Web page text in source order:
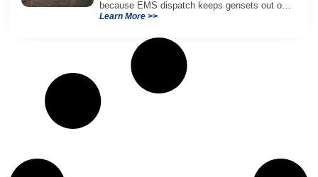
because EMS dispatch keeps gensets out of
efficient range and misuses batteries under
Learn More >>